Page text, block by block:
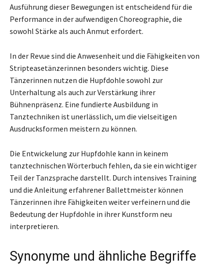
Ausführung dieser Bewegungen ist entscheidend für die
Performance in der aufwendigen Choreographie, die
sowohl Stärke als auch Anmut erfordert.
In der Revue sind die Anwesenheit und die Fähigkeiten von
Stripteasetänzerinnen besonders wichtig. Diese
Tänzerinnen nutzen die Hupfdohle sowohl zur
Unterhaltung als auch zur Verstärkung ihrer
Bühnenpräsenz. Eine fundierte Ausbildung in
Tanztechniken ist unerlässlich, um die vielseitigen
Ausdrucksformen meistern zu können.
Die Entwickelung zur Hupfdohle kann in keinem
tanztechnischen Wörterbuch fehlen, da sie ein wichtiger
Teil der Tanzsprache darstellt. Durch intensives Training
und die Anleitung erfahrener Ballettmeister können
Tänzerinnen ihre Fähigkeiten weiter verfeinern und die
Bedeutung der Hupfdohle in ihrer Kunstform neu
interpretieren.
Synonyme und ähnliche Begriffe